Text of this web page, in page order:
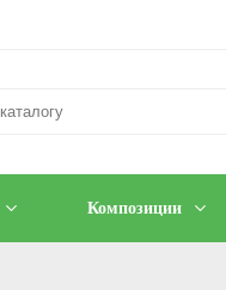
Композиции